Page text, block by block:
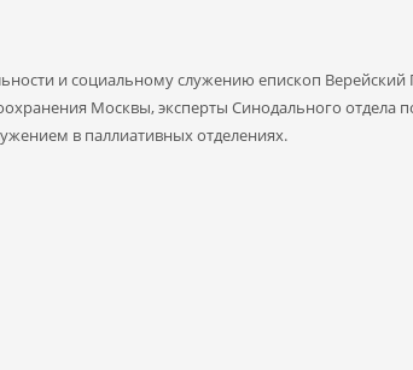
и социальному служению епископ
Москвы, эксперты Синодального отдела
в паллиативных отделениях.